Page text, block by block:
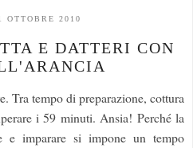
OTTOBRE 2010
E DATTERI CON
Tra tempo di preparazione, cottura
i 59 minuti. Ansia! Perché la
e imparare si impone un tempo